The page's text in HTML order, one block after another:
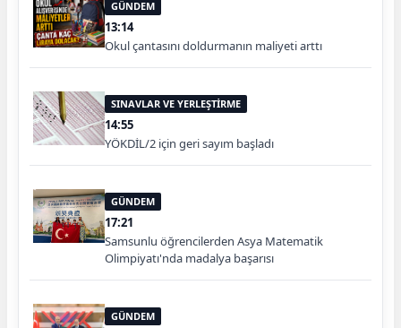
GÜNDEM
13:14
Okul çantasını doldurmanın maliyeti arttı
SINAVLAR VE YERLEŞTİRME
14:55
YÖKDİL/2 için geri sayım başladı
GÜNDEM
17:21
Samsunlu öğrencilerden Asya Matematik
Olimpiyatı'nda madalya başarısı
GÜNDEM